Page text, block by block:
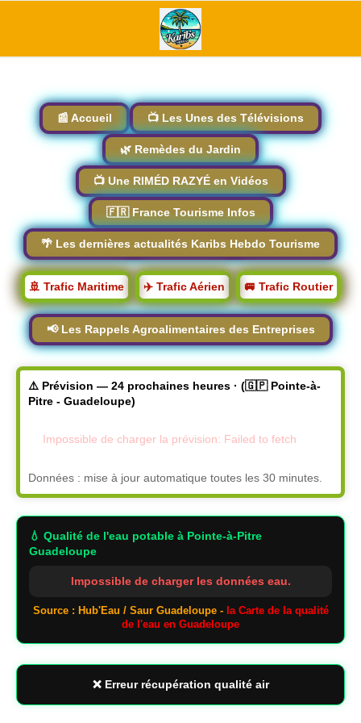
📰 Accueil 📺 Les Unes des Télévisions
🌿 Remèdes du Jardin
📺 Une RIMÉD RAZYÉ en Vidéos
🇫🇷 France Tourisme Infos
🌴 Les dernières actualités Karibs Hebdo Tourisme
🚢 Trafic Maritime ✈️ Trafic Aérien 🚐 Trafic Routier
📢 Les Rappels Agroalimentaires des Entreprises
⚠️ Prévision — 24 prochaines heures · (🇬🇵 Pointe-à-
Pitre - Guadeloupe)
Impossible de charger la prévision: Failed to fetch
Données : mise à jour automatique toutes les 30 minutes.
💧 Qualité de l'eau potable à Pointe-à-Pitre
Guadeloupe
Impossible de charger les données eau.
Source : Hub'Eau / Saur Guadeloupe - la Carte de la qualité
de l'eau en Guadeloupe
❌ Erreur récupération qualité air